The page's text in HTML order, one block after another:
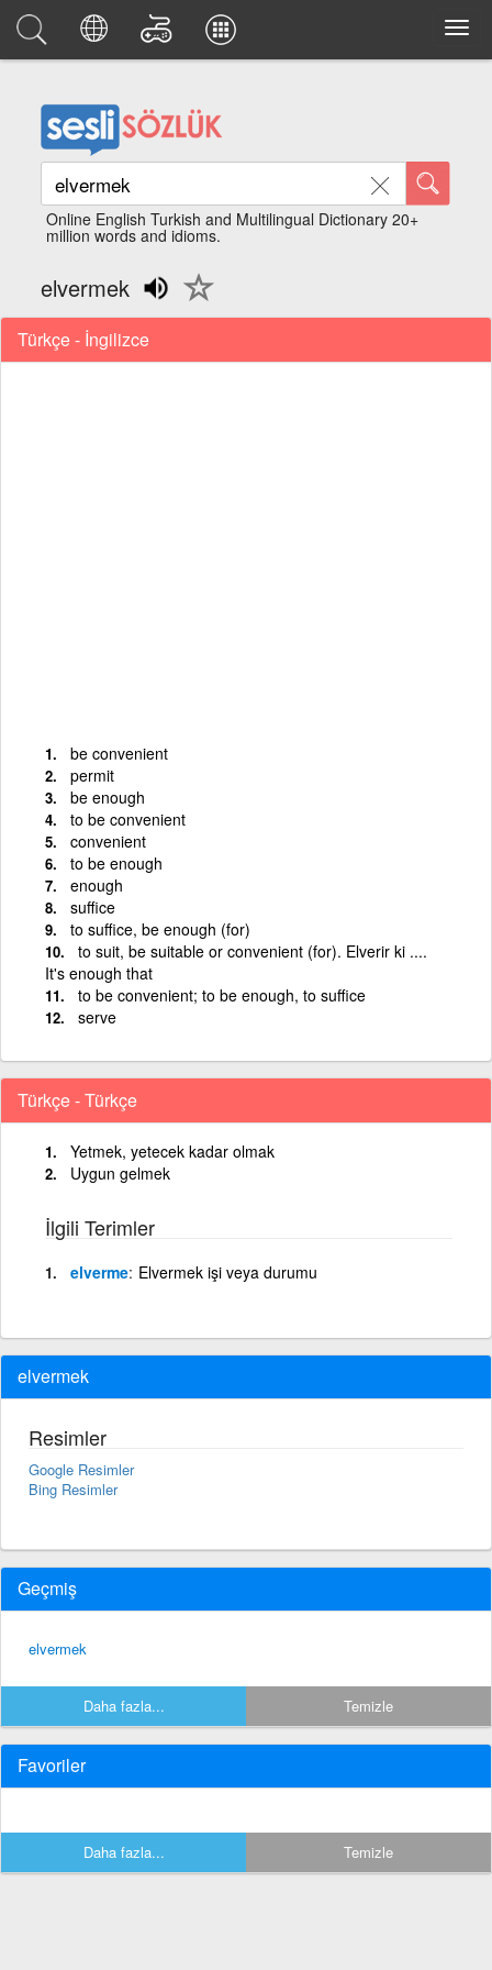
Online English Turkish and Multilingual Dictionary 20+
million words and idioms.
elvermek
Türkçe - İngilizce
be convenient
permit
be enough
to be convenient
convenient
to be enough
enough
suffice
to suffice, be enough (for)
to suit, be suitable or convenient (for). Elverir ki ....
It's enough that
to be convenient; to be enough, to suffice
serve
Türkçe - Türkçe
Yetmek, yetecek kadar olmak
Uygun gelmek
İlgili Terimler
elverme Elvermek işi veya durumu
elvermek
Resimler
Google Resimler
Bing Resimler
Geçmiş
elvermek
Daha fazla... Temizle
Favoriler
Daha fazla... Temizle